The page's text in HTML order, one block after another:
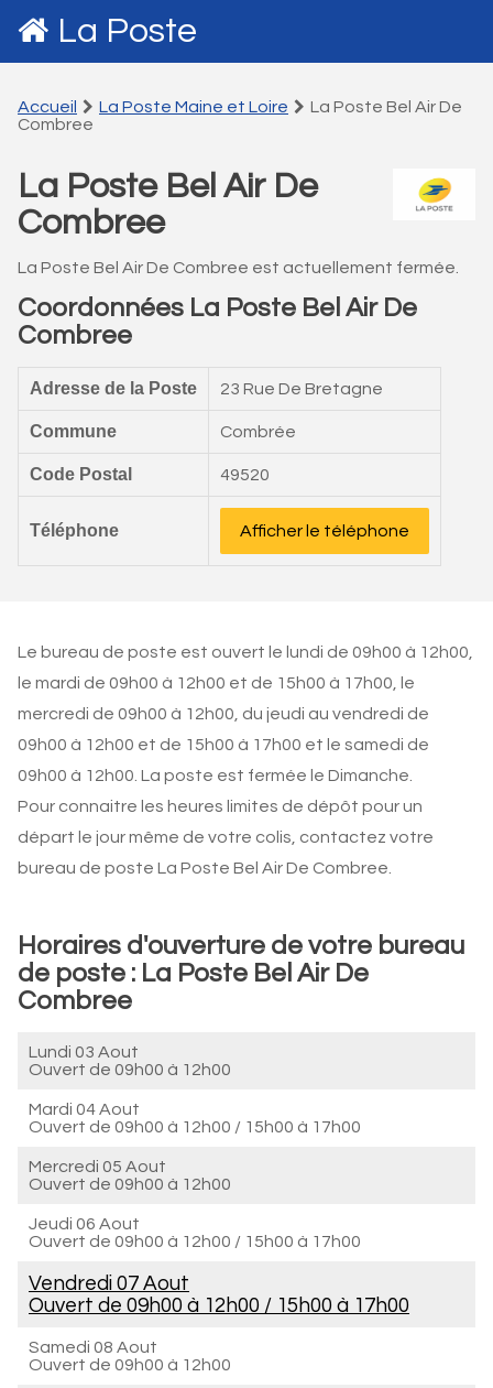
La Poste
Accueil La Poste Maine et Loire
La Poste Bel Air De
Combree
La Poste Bel Air De
Combree
La Poste Bel Air De Combree est actuellement fermée.
Coordonnées La Poste Bel Air De
Combree
Adresse de la Poste 23 Rue De Bretagne
Commune Combrée
Code Postal 49520
Téléphone Afficher le téléphone
Le bureau de poste est ouvert le lundi de 09h00 à 12h00,
le mardi de 09h00 à 12h00 et de 15h00 à 17h00, le
mercredi de 09h00 à 12h00, du jeudi au vendredi de
09h00 à 12h00 et de 15h00 à 17h00 et le samedi de
09h00 à 12h00. La poste est fermée le Dimanche.
Pour connaitre les heures limites de dépôt pour un
départ le jour même de votre colis, contactez votre
bureau de poste La Poste Bel Air De Combree.
Horaires d'ouverture de votre bureau
de poste : La Poste Bel Air De
Combree
Lundi 03 Aout
Ouvert de 09h00 à 12h00
Mardi 04 Aout
Ouvert de 09h00 à 12h00 / 15h00 à 17h00
Mercredi 05 Aout
Ouvert de 09h00 à 12h00
Jeudi 06 Aout
Ouvert de 09h00 à 12h00 / 15h00 à 17h00
Vendredi 07 Aout
Ouvert de 09h00 à 12h00 / 15h00 à 17h00
Samedi 08 Aout
Ouvert de 09h00 à 12h00